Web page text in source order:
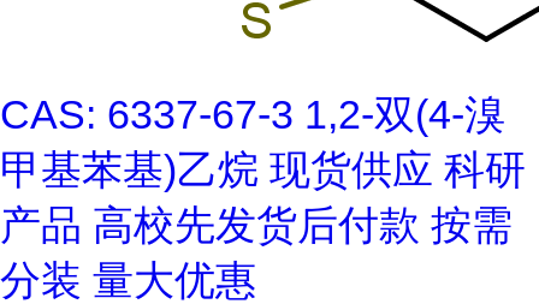
CAS: 6337-67-3 1,2-双(4-溴
甲基苯基)乙烷 现货供应 科研
产品 高校先发货后付款 按需
分装 量大优惠